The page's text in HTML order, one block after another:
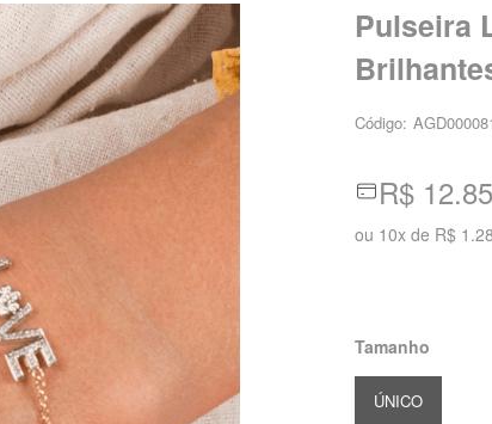
Pulseira
Código:
R$
ou 10xde R$
Tamanho
ÚNICO